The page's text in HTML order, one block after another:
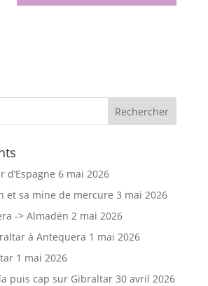
d’Espagne 6 mai 2026
et sa mine de mercure 3 mai 2026
-> Almadén 2 mai 2026
à Antequera 1 mai 2026
1 mai 2026
puis cap sur Gibraltar 30 avril 2026